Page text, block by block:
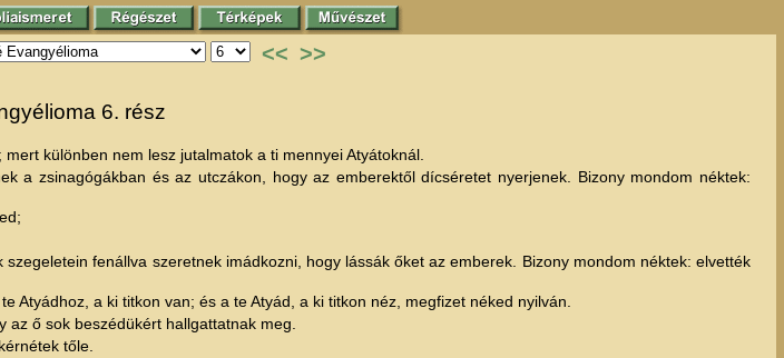
<< >>
6. rész
különben nem lesz jutalmatok a ti mennyei Atyátoknál.
a zsinagógákban és az utczákon, hogy az emberektől dícséretet nyerjenek. Bizony mondom néktek:
fenállva szeretnek imádkozni, hogy lássák őket az emberek. Bizony mondom néktek: elvették
a ki titkon van; és a te Atyád, a ki titkon néz, megfizet néked nyilván.
ő sok beszédükért hallgattatnak meg.
tőle.